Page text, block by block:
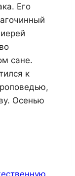
Его
сане.
к
Осенью